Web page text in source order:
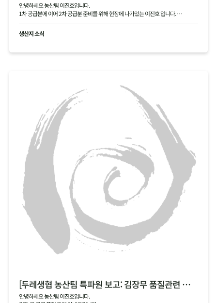
안녕하세요 농산팀 이진호입니다.
1차 공급분에 이어 2차 공급분 준비를 위해 현장에 나가있는 이진호 입니다.
강원유기농 김장 무, 동치미 무, 대파 공급 예정이며, 현재 작확 상태 및 품질과 생산지
현황 공유드립니다.
생산지 소식
[두레생협 농산팀 특파원 보고: 김장무 품질관련 안내]
안녕하세요 농산팀 이진호입니다.